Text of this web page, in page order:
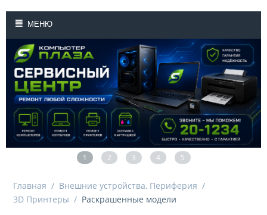
МЕНЮ
1 2 3 4 5
Главная / Внешние устройства, Периферия /
3D Принтеры / Раскрашенные модели